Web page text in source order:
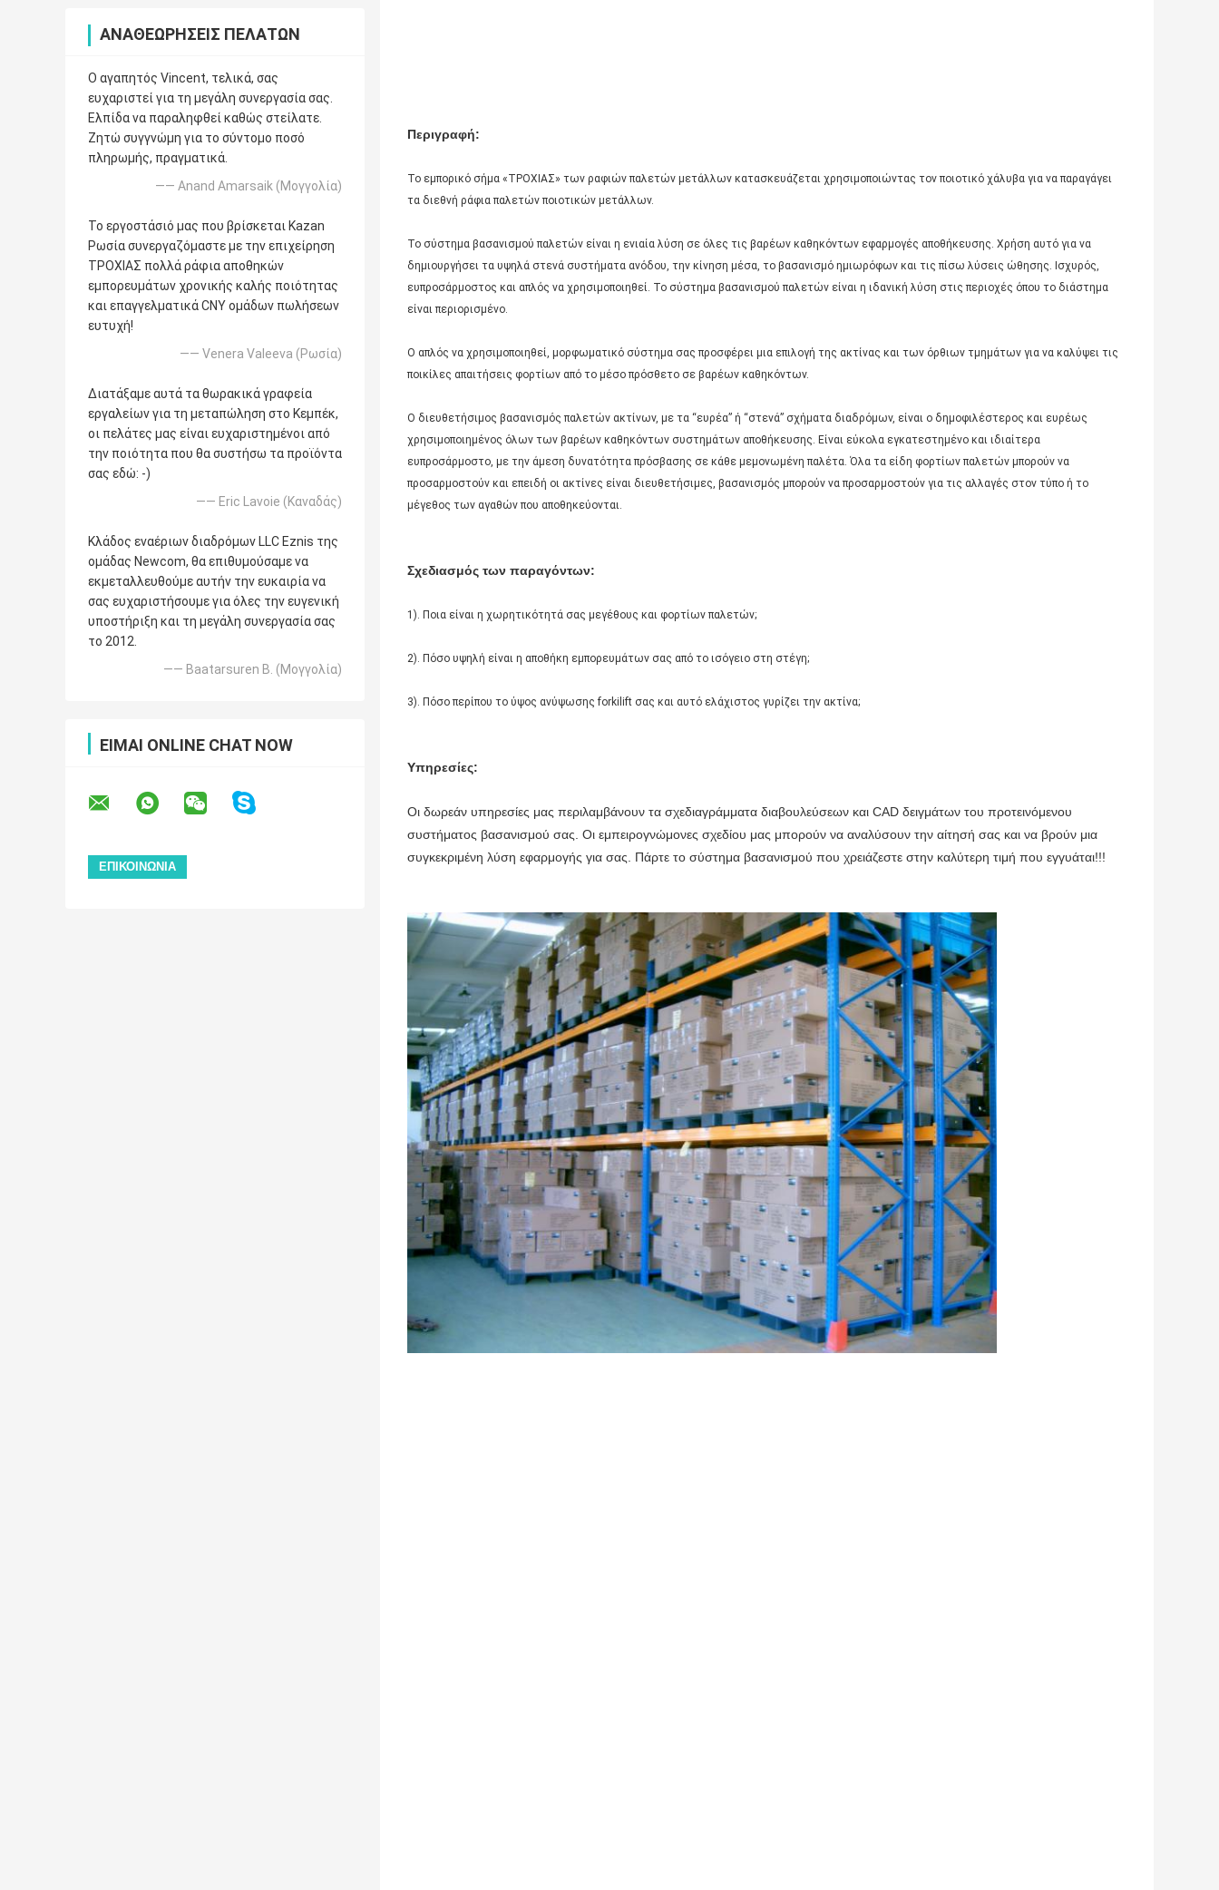
ΑΝΑΘΕΩΡΉΣΕΙΣ ΠΕΛΑΤΏΝ
Ο αγαπητός Vincent, τελικά, σας
ευχαριστεί για τη μεγάλη συνεργασία σας.
Ελπίδα να παραληφθεί καθώς στείλατε.
Ζητώ συγγνώμη για το σύντομο ποσό
πληρωμής, πραγματικά.
—— Anand Amarsaik (Μογγολία)
Το εργοστάσιό μας που βρίσκεται Kazan
Ρωσία συνεργαζόμαστε με την επιχείρηση
ΤΡΟΧΙΑΣ πολλά ράφια αποθηκών
εμπορευμάτων χρονικής καλής ποιότητας
και επαγγελματικά CNY ομάδων πωλήσεων
ευτυχή!
—— Venera Valeeva (Ρωσία)
Διατάξαμε αυτά τα θωρακικά γραφεία
εργαλείων για τη μεταπώληση στο Κεμπέκ,
οι πελάτες μας είναι ευχαριστημένοι από
την ποιότητα που θα συστήσω τα προϊόντα
σας εδώ: -)
—— Eric Lavoie (Καναδάς)
Κλάδος εναέριων διαδρόμων LLC Eznis της
ομάδας Newcom, θα επιθυμούσαμε να
εκμεταλλευθούμε αυτήν την ευκαιρία να
σας ευχαριστήσουμε για όλες την ευγενική
υποστήριξη και τη μεγάλη συνεργασία σας
το 2012.
—— Baatarsuren Β. (Μογγολία)
ΕΊΜΑΙ ONLINE CHAT NOW
Περιγραφή:
Το εμπορικό σήμα «ΤΡΟΧΙΑΣ» των ραφιών παλετών μετάλλων κατασκευάζεται χρησιμοποιώντας τον ποιοτικό χάλυβα για να παραγάγει
τα διεθνή ράφια παλετών ποιοτικών μετάλλων.
Το σύστημα βασανισμού παλετών είναι η ενιαία λύση σε όλες τις βαρέων καθηκόντων εφαρμογές αποθήκευσης. Χρήση αυτό για να
δημιουργήσει τα υψηλά στενά συστήματα ανόδου, την κίνηση μέσα, το βασανισμό ημιωρόφων και τις πίσω λύσεις ώθησης. Ισχυρός,
ευπροσάρμοστος και απλός να χρησιμοποιηθεί. Το σύστημα βασανισμού παλετών είναι η ιδανική λύση στις περιοχές όπου το διάστημα
είναι περιορισμένο.
Ο απλός να χρησιμοποιηθεί, μορφωματικό σύστημα σας προσφέρει μια επιλογή της ακτίνας και των όρθιων τμημάτων για να καλύψει τις
ποικίλες απαιτήσεις φορτίων από το μέσο πρόσθετο σε βαρέων καθηκόντων.
Ο διευθετήσιμος βασανισμός παλετών ακτίνων, με τα “ευρέα” ή “στενά” σχήματα διαδρόμων, είναι ο δημοφιλέστερος και ευρέως
χρησιμοποιημένος όλων των βαρέων καθηκόντων συστημάτων αποθήκευσης. Είναι εύκολα εγκατεστημένο και ιδιαίτερα
ευπροσάρμοστο, με την άμεση δυνατότητα πρόσβασης σε κάθε μεμονωμένη παλέτα. Όλα τα είδη φορτίων παλετών μπορούν να
προσαρμοστούν και επειδή οι ακτίνες είναι διευθετήσιμες, βασανισμός μπορούν να προσαρμοστούν για τις αλλαγές στον τύπο ή το
μέγεθος των αγαθών που αποθηκεύονται.
Σχεδιασμός των παραγόντων:
1). Ποια είναι η χωρητικότητά σας μεγέθους και φορτίων παλετών;
2). Πόσο υψηλή είναι η αποθήκη εμπορευμάτων σας από το ισόγειο στη στέγη;
3). Πόσο περίπου το ύψος ανύψωσης forkilift σας και αυτό ελάχιστος γυρίζει την ακτίνα;
Υπηρεσίες:
Οι δωρεάν υπηρεσίες μας περιλαμβάνουν τα σχεδιαγράμματα διαβουλεύσεων και CAD δειγμάτων του προτεινόμενου
συστήματος βασανισμού σας. Οι εμπειρογνώμονες σχεδίου μας μπορούν να αναλύσουν την αίτησή σας και να βρούν μια
συγκεκριμένη λύση εφαρμογής για σας. Πάρτε το σύστημα βασανισμού που χρειάζεστε στην καλύτερη τιμή που εγγυάται!!!